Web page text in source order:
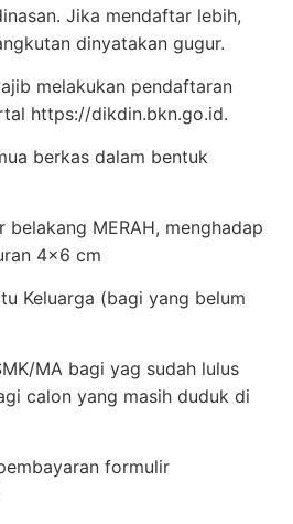
Jika mendaftar lebih,
dinyatakan gugur.
melakukan pendaftaran
https://dikdin.bkn.go.id.
berkas dalam bentuk
belakang MERAH, menghadap
4×6 cm
Keluarga (bagi yang belum
MA bagi yag sudah lulus
calon yang masih duduk di
formulir